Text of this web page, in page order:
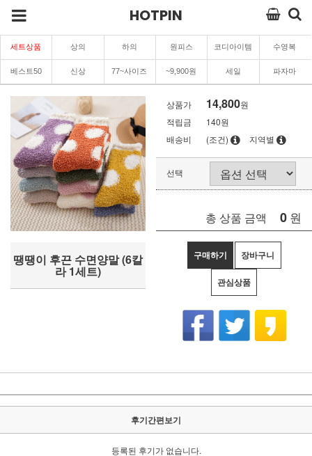
HOTPIN
세트상품 상의 하의 원피스 코디아이템 수영복
베스트50 신상 77~사이즈 ~9,900원 세일 파자마
땡땡이 후끈 수면양말 (6칼
라 1세트)
상품가 14,800원
적립금
140원
배송비
(조건) 지역별
선택
총 상품 금액 0 원
구매하기 장바구니
관심상품
후기간편보기
등록된 후기가 없습니다.